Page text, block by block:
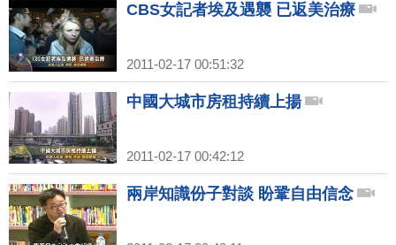
CBS女記者埃及遇襲 已返美治療
2011-02-17 00:51:32
中國大城市房租持續上揚
2011-02-17 00:42:12
兩岸知識份子對談 盼鞏自由信念